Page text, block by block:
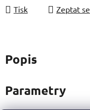
Tisk Zeptat se
Popis
Parametry